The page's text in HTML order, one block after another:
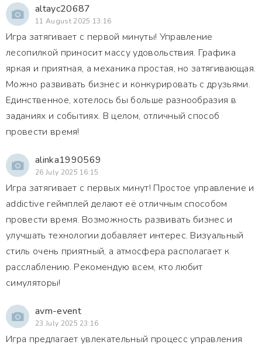
altayc20687
11 August 2025 13:16
Игра затягивает с первой минуты! Управление
лесопилкой приносит массу удовольствия. Графика
яркая и приятная, а механика простая, но затягивающая.
Можно развивать бизнес и конкурировать с друзьями.
Единственное, хотелось бы больше разнообразия в
заданиях и событиях. В целом, отличный способ
провести время!
alinka1990569
26 July 2025 16:15
Игра затягивает с первых минут! Простое управление и
addictive геймплей делают её отличным способом
провести время. Возможность развивать бизнес и
улучшать технологии добавляет интерес. Визуальный
стиль очень приятный, а атмосфера располагает к
расслаблению. Рекомендую всем, кто любит
симуляторы!
avm-event
23 July 2025 23:16
Игра предлагает увлекательный процесс управления